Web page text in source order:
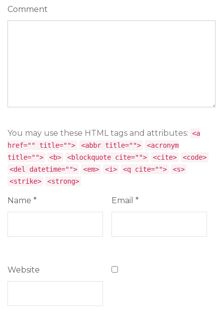
Comment
You may use these HTML tags and attributes: <a
href="" title="">
<abbr title="">
<acronym
title="">
<b> <blockquote cite=""> <cite>
<code>
<del datetime="">
<em> <i> <q cite="">
<s>
<strike>
<strong>
Name * Email *
Website